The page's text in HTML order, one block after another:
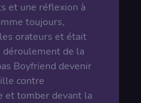
et une réflexion à
toujours,
orateurs et était
de la
Boyfriend devenir
contre
et tomber devant la